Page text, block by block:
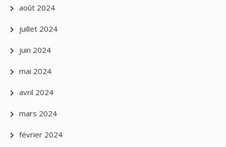
août 2024
juillet 2024
juin 2024
mai 2024
avril 2024
mars 2024
février 2024